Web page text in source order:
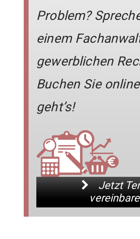
Problem?
einem
gewerblichen
Buchen Sie
geht’s!
Jetzt